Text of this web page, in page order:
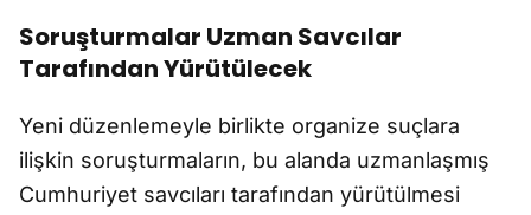
Soruşturmalar Uzman Savcılar
Tarafından Yürütülecek
Yeni düzenlemeyle birlikte organize suçlara
ilişkin soruşturmaların, bu alanda uzmanlaşmış
Cumhuriyet savcıları tarafından yürütülmesi